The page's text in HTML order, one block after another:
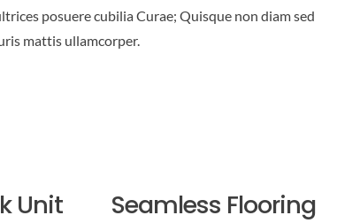
mattis ullamcorper.
Unit Seamless Flooring